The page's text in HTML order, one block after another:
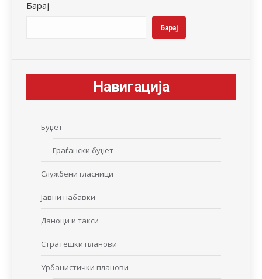
Барај
Барај
Навигација
Буџет
Граѓански буџет
Службени гласници
Јавни набавки
Даноци и такси
Стратешки планови
Урбанистички планови